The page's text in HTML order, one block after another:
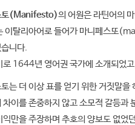
토(Manifesto)의 어원은 라틴어의
이탈리아어로 들어가 마니페스또
니다.
로 1644년 영어권 국가에 소개되었
는 더 이상 표를 얻기 위한 거짓말
차이를 존중하지 않고 소모적 갈등과
익만을 주장하며 추호의 양보도 없었